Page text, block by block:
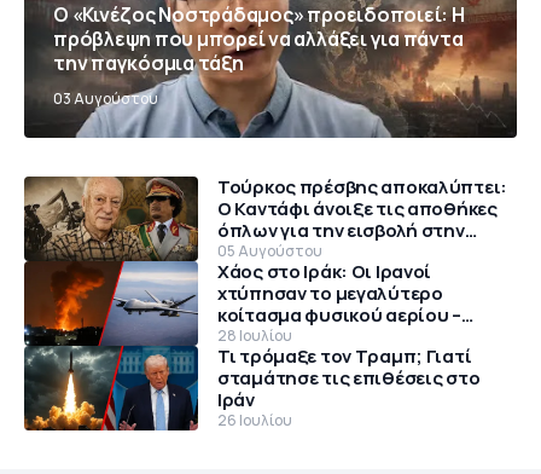
Ο «Κινέζος Νοστράδαμος» προειδοποιεί: Η
πρόβλεψη που μπορεί να αλλάξει για πάντα
την παγκόσμια τάξη
03 Αυγούστου
Τούρκος πρέσβης αποκαλύπτει:
Ο Καντάφι άνοιξε τις αποθήκες
όπλων για την εισβολή στην
Κύπρο το 1974
05 Αυγούστου
Χάος στο Ιράκ: Οι Ιρανοί
χτύπησαν το μεγαλύτερο
κοίτασμα φυσικού αερίου –
Θρίλερ με αμερικανικό MQ-9
Reaper
28 Ιουλίου
Τι τρόμαξε τον Τραμπ; Γιατί
σταμάτησε τις επιθέσεις στο
Ιράν
26 Ιουλίου